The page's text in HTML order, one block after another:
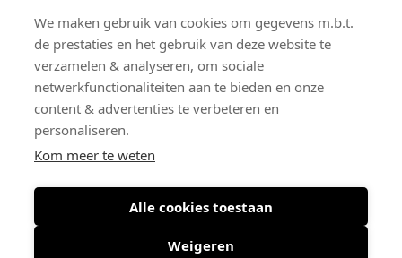
We maken gebruik van cookies om gegevens m.b.t.
de prestaties en het gebruik van deze website te
verzamelen & analyseren, om sociale
netwerkfunctionaliteiten aan te bieden en onze
content & advertenties te verbeteren en
personaliseren.
Kom meer te weten
Alle cookies toestaan
Weigeren
Verzenden
Retourneren
Betalen
Veelgestelde vragen
© 2026 West-End BV-Meir 75, 2000 Antwerpen (België)
Algemene voorwaarden